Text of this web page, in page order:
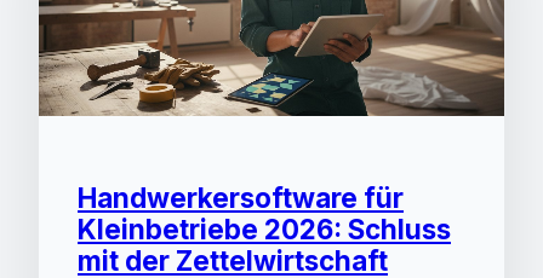
Handwerkersoftware für
Kleinbetriebe 2026: Schluss
mit der Zettelwirtschaft